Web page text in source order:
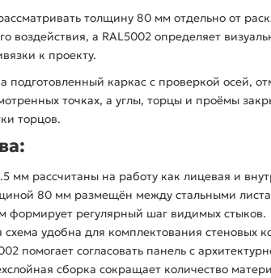
толщину 80 мм отдельно от
воздействия, а RAL5002 определяет
к проекту.
каркас с проверкой осей,
точках, а углы, торцы и проёмы
торцов.
мм рассчитаны на работу как лицевая и
80 мм размещён между стальными
формирует регулярный шаг видимых стыков.
схема удобна для комплектования стеновых
помогает согласовать панель с
сборка сокращает количество